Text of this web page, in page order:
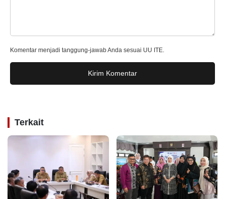
Komentar menjadi tanggung-jawab Anda sesuai UU ITE.
Kirim Komentar
Terkait